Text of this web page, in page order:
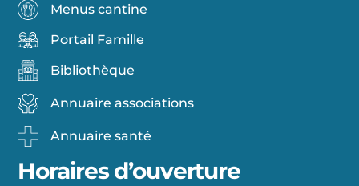
Menus cantine
Portail Famille
Bibliothèque
Annuaire associations
Annuaire santé
Horaires d’ouverture